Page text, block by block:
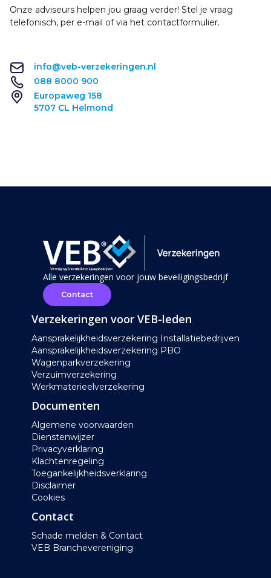
Onze adviseurs helpen jou graag verder! Stel je vraag
telefonisch, per e-mail of via het contactformulier.
info@veb-verzekeringen.nl
088 8000 900
Europaweg 158
5707 CL Helmond
Alle verzekeringen voor jouw beveiligingsbedrijf
Contact
Verzekeringen voor VEB-leden
Aansprakelijkheidsverzekering Installatiebedrijven
Aansprakelijkheidsverzekering PBO
Wagenparkverzekering
Verzuimverzekering
Werkmaterieelverzekering
Documenten
Algemene voorwaarden
Dienstenwijzer
Privacyverklaring
Klachtenregeling
Toegankelijkheidsverklaring
Disclaimer
Cookies
Contact
Schade melden & Contact
VEB Branchevereniging